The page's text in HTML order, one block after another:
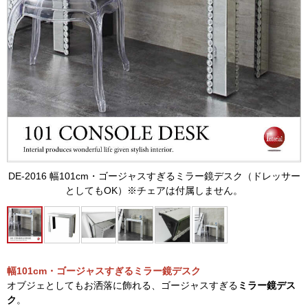
DE-2016 幅101cm・ゴージャスすぎるミラー鏡デスク（ドレッサー
としてもOK）※チェアは付属しません。
幅101cm・ゴージャスすぎるミラー鏡デスク
オブジェとしてもお洒落に飾れる、ゴージャスすぎる ミラー鏡デス
ク 。